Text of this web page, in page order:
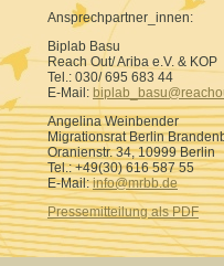
Ansprechpartner_innen:
Biplab Basu
Reach Out/ Ariba e.V. & KOP
Tel.: 030/ 695 683 44
E-Mail:
Angelina Weinbender
Migrationsrat Berlin
Oranienstr. 34, 10999 Berlin
Tel.: +49(30) 616 587 55
E-Mail:info@mrbb.de
Pressemitteilung als PDF